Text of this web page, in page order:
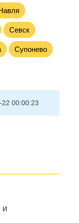
Севск
Супонево
22 00:00:23
и